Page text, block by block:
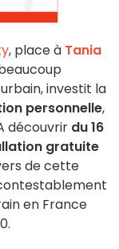
, place à Tania
investit la
personnelle,
découvrir du 16
gratuite
de cette
en France